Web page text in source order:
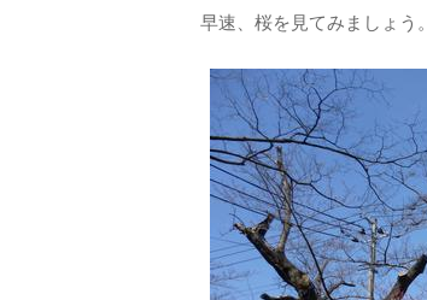
早速、桜を見てみましょう。